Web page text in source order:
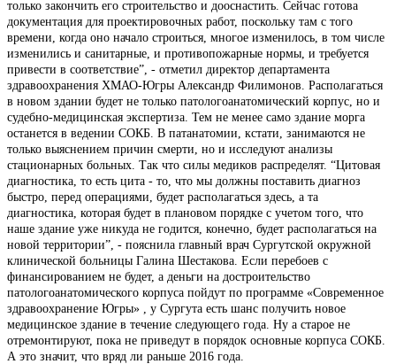
только закончить его строительство и дооснастить. Сейчас готова
документация для проектировочных работ, поскольку там с того
времени, когда оно начало строиться, многое изменилось, в том числе
изменились и санитарные, и противопожарные нормы, и требуется
привести в соответствие”, - отметил директор департамента
здравоохранения ХМАО-Югры Александр Филимонов. Располагаться
в новом здании будет не только патологоанатомический корпус, но и
судебно-медицинская экспертиза. Тем не менее само здание морга
останется в ведении СОКБ. В патанатомии, кстати, занимаются не
только выяснением причин смерти, но и исследуют анализы
стационарных больных. Так что силы медиков распределят. “Цитовая
диагностика, то есть цита - то, что мы должны поставить диагноз
быстро, перед операциями, будет располагаться здесь, а та
диагностика, которая будет в плановом порядке с учетом того, что
наше здание уже никуда не годится, конечно, будет располагаться на
новой территории”, - пояснила главный врач Сургутской окружной
клинической больницы Галина Шестакова. Если перебоев с
финансированием не будет, а деньги на достроительство
патологоанатомического корпуса пойдут по программе «Современное
здравоохранение Югры» , у Сургута есть шанс получить новое
медицинское здание в течение следующего года. Ну а старое не
отремонтируют, пока не приведут в порядок основные корпуса СОКБ.
А это значит, что вряд ли раньше 2016 года.